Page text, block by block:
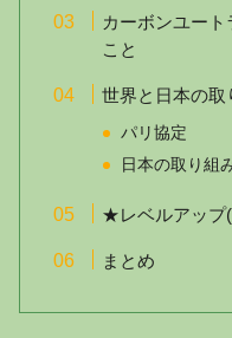
カーボンユー
こと
世界と日本の取
パリ協定
日本の取り組
★レベルアップ
まとめ